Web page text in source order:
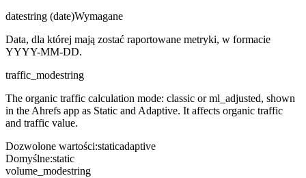
datestring (date)Wymagane
Data, dla której mają zostać raportowane metryki, w formacie
YYYY-MM-DD.
traffic_modestring
The organic traffic calculation mode: classic or ml_adjusted, shown
in the Ahrefs app as Static and Adaptive. It affects organic traffic
and traffic value.
Dozwolone wartości:staticadaptive
Domyślne:static
volume_modestring